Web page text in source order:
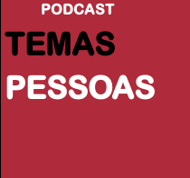
PODCAST
TEMAS
PESSOAS